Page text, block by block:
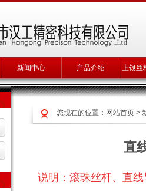
新闻中心 产品介绍 上银丝
您现在的位置： 网站首页 >
直
说明： 滚珠丝杆、 直